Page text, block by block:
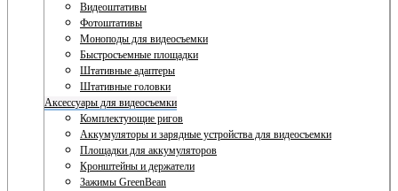
Видеоштативы
Фотоштативы
Моноподы для видеосъемки
Быстросъемные площадки
Штативные адаптеры
Штативные головки
Аксессуары для видеосъемки
Комплектующие ригов
Аккумуляторы и зарядные устройства для видеосъемки
Площадки для аккумуляторов
Кронштейны и держатели
Зажимы GreenBean